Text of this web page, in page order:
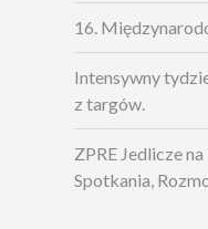
16.
Intensywny
z targów.
ZPRE Jedlicze
Spotkania,